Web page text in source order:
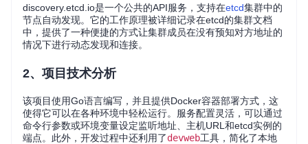
discovery.etcd.io是一个公共的API服务，支持在etcd集群中的
节点自动发现。它的工作原理被详细记录在etcd的集群文档
中，提供了一种便捷的方式让集群成员在没有预知对方地址的
情况下进行动态发现和连接。
2、项目技术分析
该项目使用Go语言编写，并且提供Docker容器部署方式，这
使得它可以在各种环境中轻松运行。服务配置灵活，可以通过
命令行参数或环境变量设定监听地址、主机URL和etcd实例的
端点。此外，开发过程中还利用了devweb工具，简化了本地